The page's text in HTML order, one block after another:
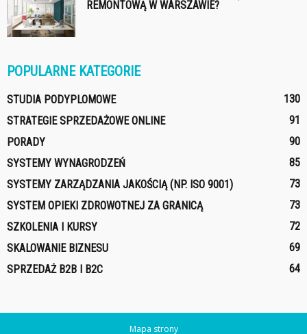
REMONTOWĄ W WARSZAWIE?
POPULARNE KATEGORIE
STUDIA PODYPLOMOWE
130
STRATEGIE SPRZEDAŻOWE ONLINE
91
PORADY
90
SYSTEMY WYNAGRODZEŃ
85
SYSTEMY ZARZĄDZANIA JAKOŚCIĄ (NP. ISO 9001)
73
SYSTEM OPIEKI ZDROWOTNEJ ZA GRANICĄ
73
SZKOLENIA I KURSY
72
SKALOWANIE BIZNESU
69
SPRZEDAŻ B2B I B2C
64
Mapa strony